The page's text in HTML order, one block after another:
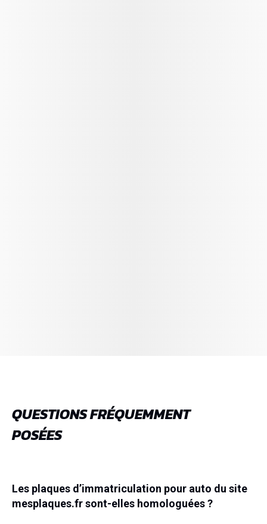
QUESTIONS FRÉQUEMMENT
POSÉES
Les plaques d’immatriculation pour auto du site
mesplaques.fr sont-elles homologuées ?